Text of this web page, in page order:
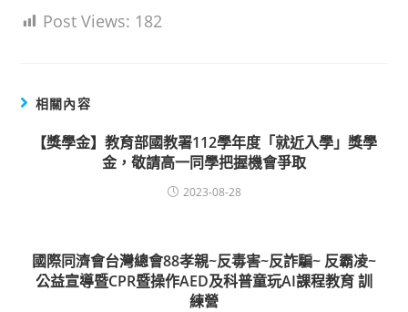
Post Views: 182
相關內容
【獎學金】教育部國教署112學年度「就近入學」獎學
金，敬請高一同學把握機會爭取
2023-08-28
國際同濟會台灣總會88孝親~反毒害~反詐騙~ 反霸凌~
公益宣導暨CPR暨操作AED及科普童玩AI課程教育 訓
練營